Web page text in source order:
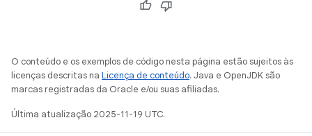
O conteúdo e os exemplos de código nesta página estão sujeitos às
licenças descritas na Licença de conteúdo. Java e OpenJDK são
marcas registradas da Oracle e/ou suas afiliadas.
Última atualização 2025-11-19 UTC.